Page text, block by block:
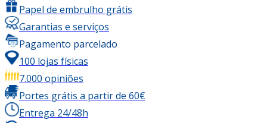
Papel de embrulho grátis
Garantias e serviços
Pagamento parcelado
100 lojas físicas
7.000 opiniões
Portes grátis a partir de 60€
Entrega 24/48h